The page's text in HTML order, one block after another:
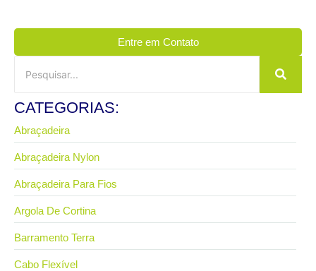
Entre em Contato
CATEGORIAS:
Abraçadeira
Abraçadeira Nylon
Abraçadeira Para Fios
Argola De Cortina
Barramento Terra
Cabo Flexível